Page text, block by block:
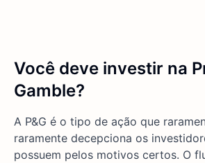
Você deve investir na
Gamble?
A P&G é o tipo de ação que
raramente decepciona os
possuem pelos motivos certos. O